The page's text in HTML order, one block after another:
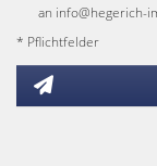
an info@hegerich-
* Pflichtfelder